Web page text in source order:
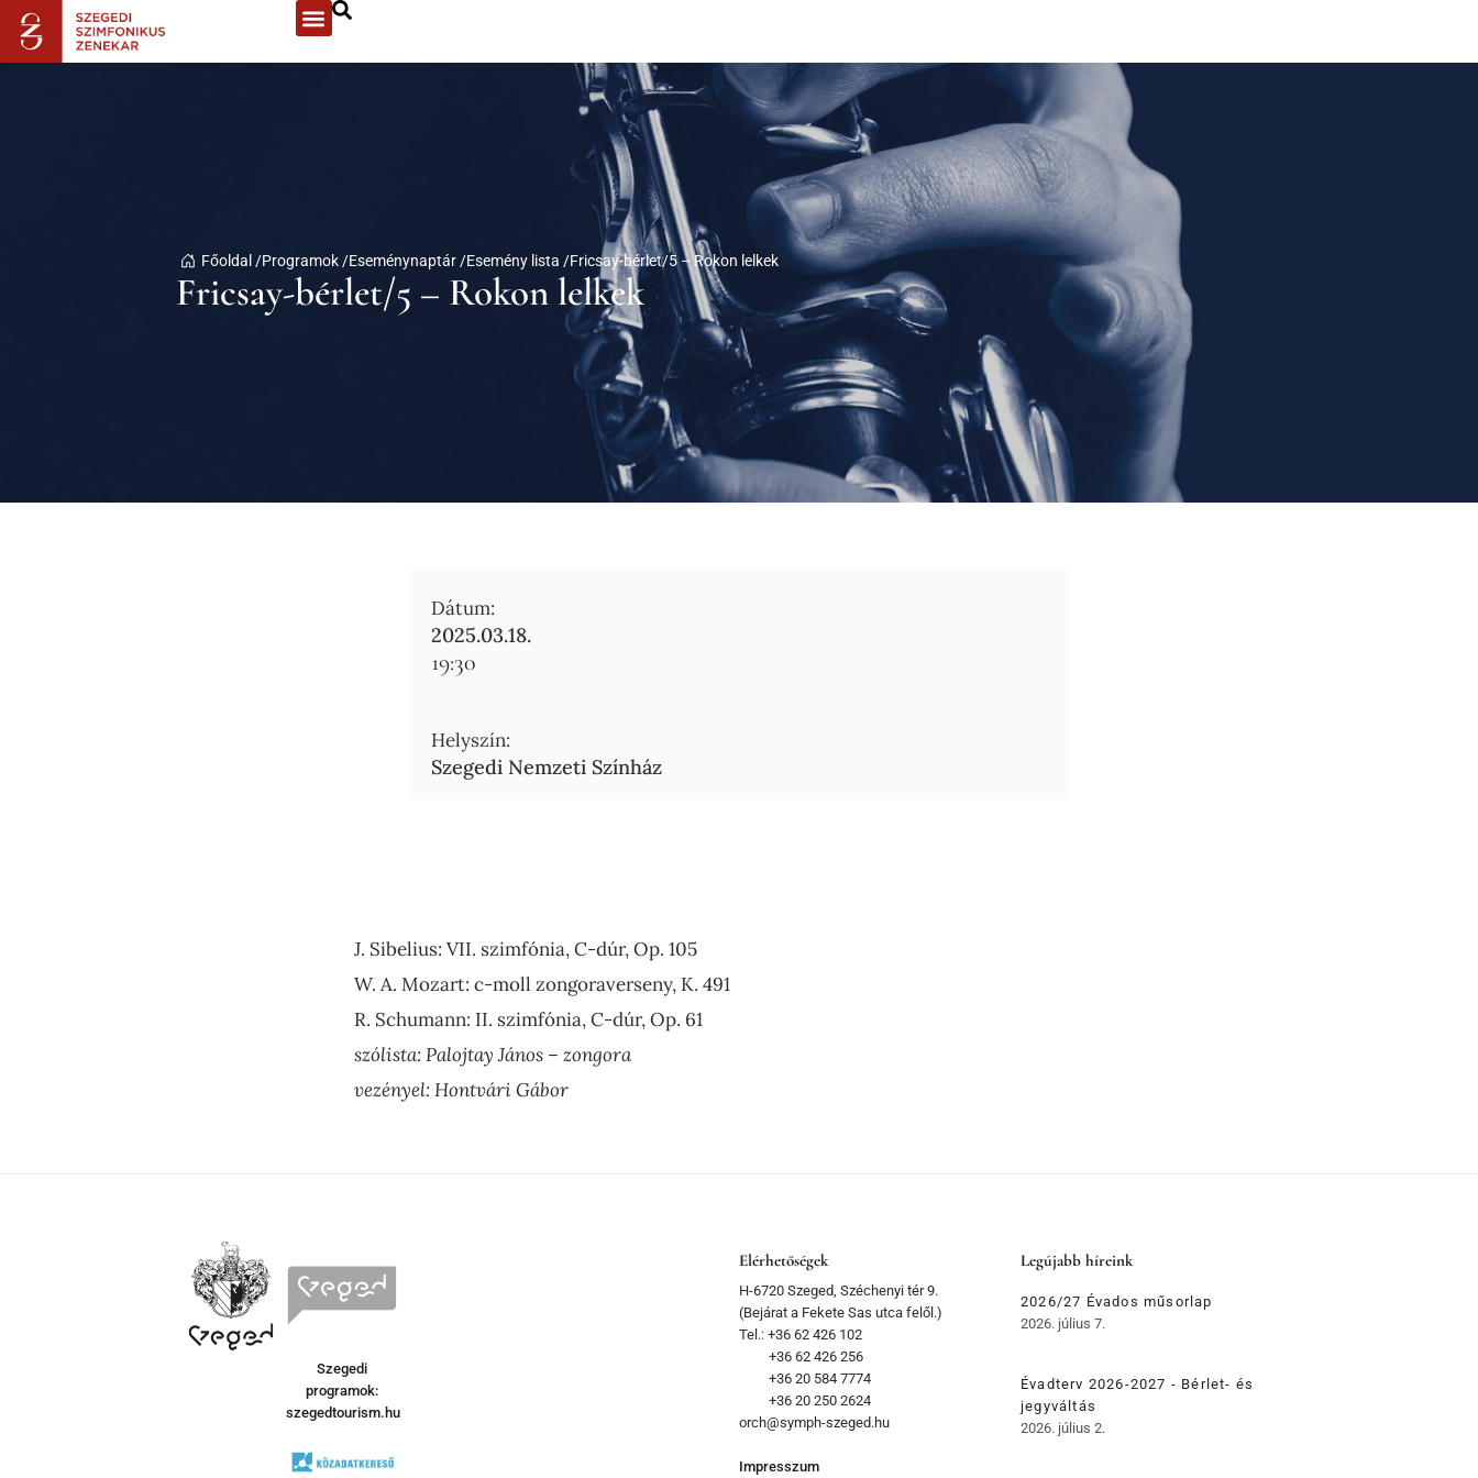
Főoldal /Programok /Eseménynaptár /Esemény lista /Fricsay-bérlet/5 – Rokon lelkek
Fricsay-bérlet/5 – Rokon lelkek
Dátum:
2025.03.18.
19:30
Helyszín:
Szegedi Nemzeti Színház
J. Sibelius: VII. szimfónia, C-dúr, Op. 105
W. A. Mozart: c-moll zongoraverseny, K. 491
R. Schumann: II. szimfónia, C-dúr, Op. 61
szólista: Palojtay János – zongora
vezényel: Hontvári Gábor
Szegedi
programok:
szegedtourism.hu
Elérhetőségek
H-6720 Szeged, Széchenyi tér 9.
(Bejárat a Fekete Sas utca felől.)
Tel.: +36 62 426 102
+36 62 426 256
+36 20 584 7774
+36 20 250 2624
orch@symph-szeged.hu
Impresszum
Legújabb híreink
2026/27 Évados műsorlap
2026. július 7.
Évadterv 2026-2027 - Bérlet- és
jegyváltás
2026. július 2.